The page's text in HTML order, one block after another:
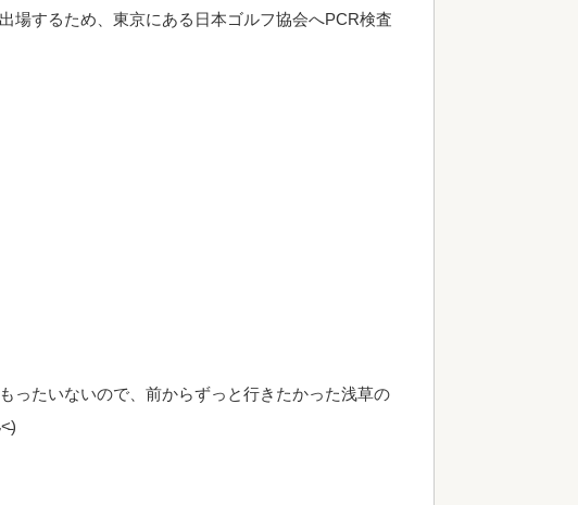
場するため、東京にある日本ゴルフ協会へPCR検査
ったいないので、前からずっと行きたかった浅草の